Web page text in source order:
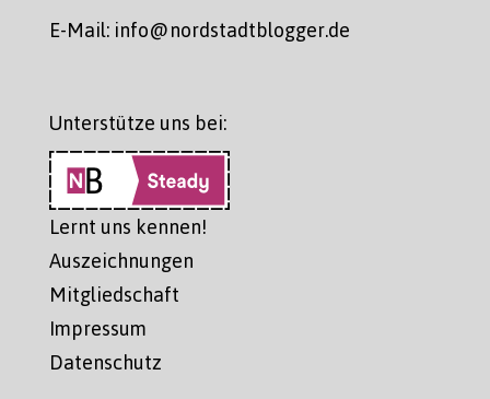
E-Mail: info@nordstadtblogger.de
Unterstütze uns bei:
Lernt uns kennen!
Auszeichnungen
Mitgliedschaft
Impressum
Datenschutz